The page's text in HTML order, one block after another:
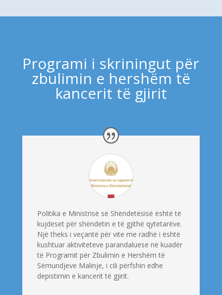
Programi i skriningut për
zbulimin e hershëm të
kancerit të gjirit
Politika e Ministrisë së Shëndetësisë është të
kujdeset për shëndetin e të gjithë qytetarëve.
Një theks i veçantë për vite me radhë i është
kushtuar aktiviteteve parandaluese në kuadër
të Programit për Zbulimin e Hershëm të
Sëmundjeve Malinje, i cili përfshin edhe
depistimin e kancerit të gjirit.